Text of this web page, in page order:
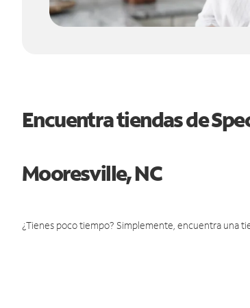
Encuentra tiendas de
Mooresville, NC
¿Tienes poco tiempo? Simplemente, encuentra una